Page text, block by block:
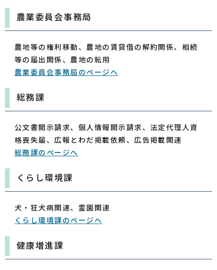
農業委員会事務局
農地等の権利移動、農地の賃貸借の解約関係、相続
等の届出関係、農地の転用
農業委員会事務局のページへ
総務課
公文書開示請求、個人情報開示請求、法定代理人資
格喪失届、広報とわだ掲載依頼、広告掲載関連
総務課のページへ
くらし環境課
犬・狂犬病関連、霊園関連
くらし環境課のページへ
健康増進課